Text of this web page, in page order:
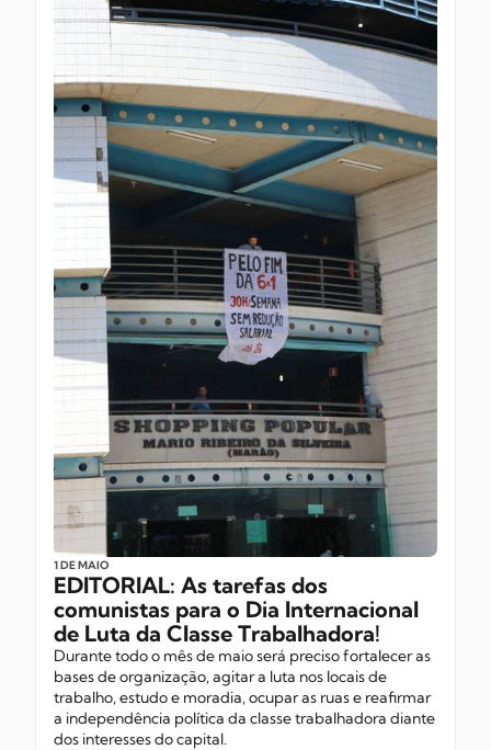
1 DE MAIO
EDITORIAL: As tarefas dos
comunistas para o Dia Internacional
de Luta da Classe Trabalhadora!
Durante todo o mês de maio será preciso fortalecer as
bases de organização, agitar a luta nos locais de
trabalho, estudo e moradia, ocupar as ruas e reafirmar
a independência política da classe trabalhadora diante
dos interesses do capital.